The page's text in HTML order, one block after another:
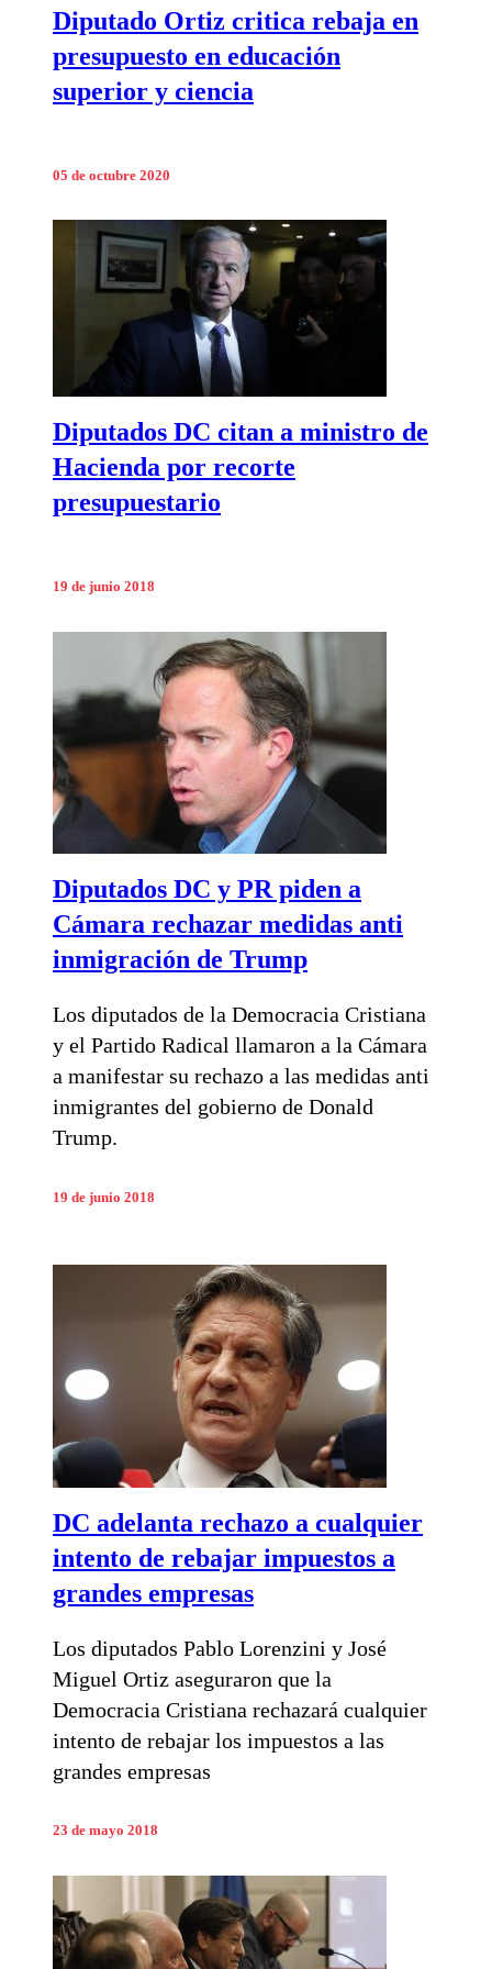
Diputado Ortiz critica rebaja en
presupuesto en educación
superior y ciencia
05 de octubre 2020
Diputados DC citan a ministro de
Hacienda por recorte
presupuestario
19 de junio 2018
Diputados DC y PR piden a
Cámara rechazar medidas anti
inmigración de Trump
Los diputados de la Democracia Cristiana
y el Partido Radical llamaron a la Cámara
a manifestar su rechazo a las medidas anti
inmigrantes del gobierno de Donald
Trump.
19 de junio 2018
DC adelanta rechazo a cualquier
intento de rebajar impuestos a
grandes empresas
Los diputados Pablo Lorenzini y José
Miguel Ortiz aseguraron que la
Democracia Cristiana rechazará cualquier
intento de rebajar los impuestos a las
grandes empresas
23 de mayo 2018